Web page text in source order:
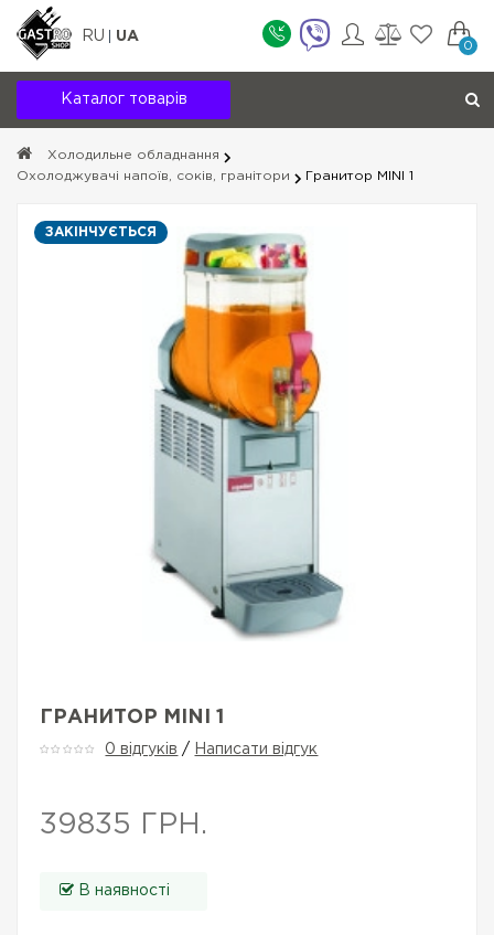
RU UA
0
Каталог товарів
Холодильне обладнання
Охолоджувачі напоїв, соків, гранітори
Гранитор MINI 1
ЗАКІНЧУЄТЬСЯ
ГРАНИТОР MINI 1
0 відгуків / Написати відгук
39835 ГРН.
В наявності